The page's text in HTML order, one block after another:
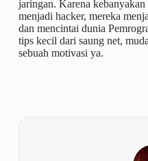
jaringan. Karena
menjadi hacker, mereka
dan mencintai dunia
tips kecil dari saung net,
sebuah motivasi ya.